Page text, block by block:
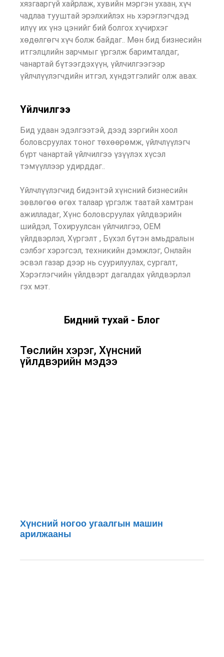
хязгааргүй хайрлаж, хувийн мэргэн ухаан, хүч
чадлаа тууштай эрэлхийлэх нь хэрэглэгчдэд
илүү их үнэ цэнийг бий болгох хүчирхэг
хөдөлгөгч хүч болж байдаг.. Мөн бид бизнесийн
итгэлцлийн зарчмыг үргэлж баримталдаг,
чанартай бүтээгдэхүүн, үйлчилгээгээр
үйлчлүүлэгчдийн итгэл, хүндэтгэлийг олж авах.
Үйлчилгээ
Бид удаан эдэлгээтэй, дээд зэргийн хоол
боловсруулах тоног төхөөрөмж, үйлчлүүлэгч
бүрт чанартай үйлчилгээ үзүүлэх хүсэл
тэмүүллээр удирддаг..
Үйлчлүүлэгчид бидэнтэй хүнсний бизнесийн
зөвлөгөө өгөх талаар үргэлж таатай хамтран
ажилладаг, Хүнс боловсруулах үйлдвэрийн
шийдэл, Тохируулсан үйлчилгээ, OEM
үйлдвэрлэл, Хүргэлт , Бүхэл бүтэн амьдралын
сэлбэг хэрэгсэл, техникийн дэмжлэг, Онлайн
эсвэл газар дээр нь суурилуулах, сургалт,
Хэрэглэгчийн үйлдвэрт дагалдах үйлдвэрлэл
гэх мэт.
Бидний тухай - Блог
Төслийн хэрэг, Хүнсний
үйлдвэрийн мэдээ
Хүнсний ногоо угаалгын машин
арилжааны